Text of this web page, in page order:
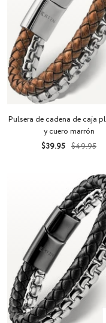
Pulsera de cadena de caja
y cuero marrón
Precio
$39.95 Precio
$49.95